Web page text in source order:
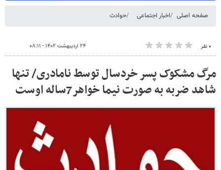
صفحه اصلی اخبار اجتماعی حوادث
۰ نفر ۲۴ اردیبهشت ۱۴۰۲ - ۰۸:۱۱
مرگ مشکوک پسر خردسال توسط نامادری/ تنها
شاهد ضربه به صورت نیما خواهر7ساله اوست